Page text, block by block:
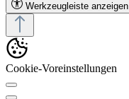
Werkzeugleiste anzeigen
Cookie-Voreinstellungen